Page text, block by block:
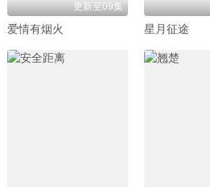
更新至09集
爱情有烟火 星月征途